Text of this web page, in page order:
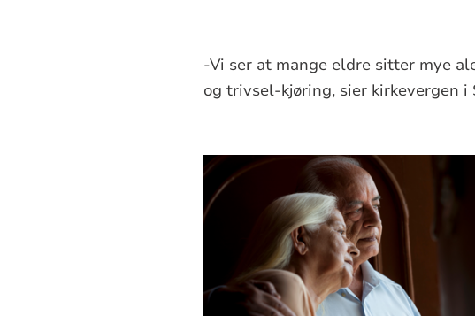
-Vi ser at mange eldre sitter mye
og trivsel-kjøring, sier kirkevergen i